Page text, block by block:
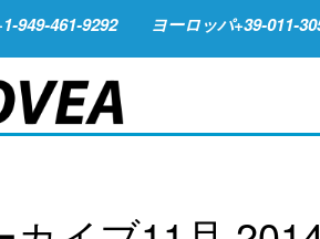
949-461-9292 ヨーロッパ+39-011-